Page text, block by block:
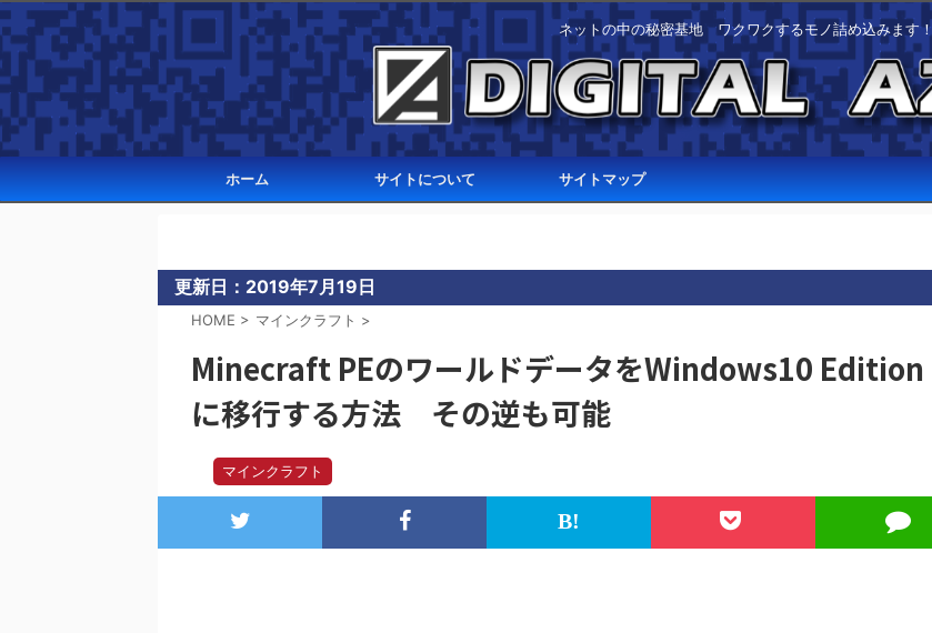
ネットの中の秘密基地 ワクワクするモノ詰め込みます！
ホーム サイトについて サイトマップ
更新日： 2019年7月19日
HOME > マインクラフト >
Minecraft PEのワールドデータをWindows10 Edition
に移行する方法 その逆も可能
マインクラフト